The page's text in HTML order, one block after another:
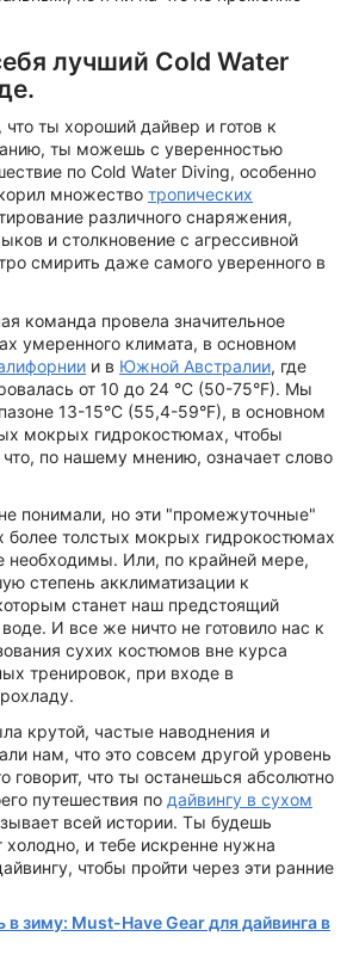
лучший Cold Water
что ты хороший дайвер и готов к
ты можешь с уверенностью
по Cold Water Diving, особенно
множество тропических
различного снаряжения,
и столкновение с агрессивной
смирить даже самого уверенного в
команда провела значительное
умеренного климата, в основном
и в Южной Австралии, где
от 10 до 24 °C (50-75°F). Мы
13-15°C (55,4-59°F), в основном
мокрых гидрокостюмах, чтобы
по нашему мнению, означает слово
понимали, но эти "промежуточные"
более толстых мокрых гидрокостюмах
необходимы. Или, по крайней мере,
степень акклиматизации к
станет наш предстоящий
И все же ничто не готовило нас к
сухих костюмов вне курса
тренировок, при входе в
крутой, частые наводнения и
нам, что это совсем другой уровень
говорит, что ты останешься абсолютно
путешествия по дайвингу в сухом
всей истории. Ты будешь
холодно, и тебе искренне нужна
чтобы пройти через эти ранние
в зиму: Must-Have Gear для дайвинга в